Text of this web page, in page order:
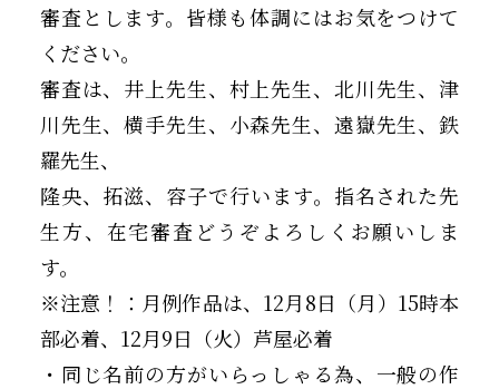
審査とします。皆様も体調にはお気をつけて
ください。
審査は、井上先生、村上先生、北川先生、津
川先生、横手先生、小森先生、遠嶽先生、鉄
羅先生、
隆央、拓滋、容子で行います。指名された先
生方、在宅審査どうぞよろしくお願いしま
す。
※注意！：月例作品は、12月8日（月）15時本
部必着、12月9日（火）芦屋必着
・同じ名前の方がいらっしゃる為、一般の作